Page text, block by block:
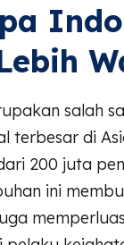
salah
terbesar di
200 juta
ini